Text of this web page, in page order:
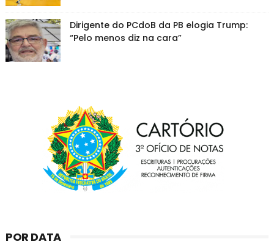
Dirigente do PCdoB da PB elogia Trump:
“Pelo menos diz na cara”
POR DATA